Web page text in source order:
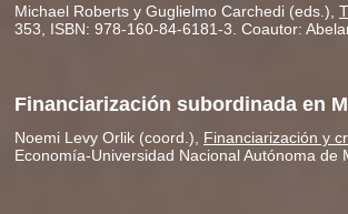
Michael Roberts y Guglielmo Carchedi (eds.),
353, ISBN: 978-160-84-6181-3. Coautor:
Financiarización subordinada en
Noemi Levy Orlik (coord.), Financiarización y
Economía-Universidad Nacional Autónoma